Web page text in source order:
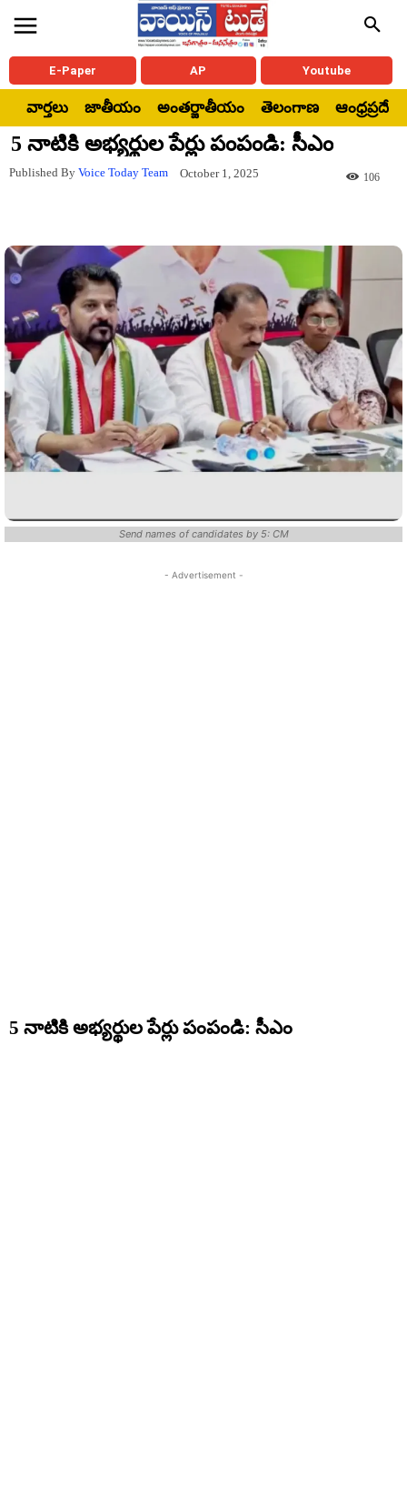
E-Paper AP Youtube
వార్తలు జాతీయం అంతర్జాతీయం తెలంగాణ ఆంధ్రప్రదేశ్
5 నాటికి అభ్యర్థుల పేర్లు పంపండి: సీఎం
Published By Voice Today Team October 1, 2025 106
Send names of candidates by 5: CM
- Advertisement -
5 నాటికి అభ్యర్థుల పేర్లు పంపండి: సీఎం